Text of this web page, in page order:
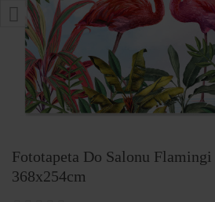
Fototapeta Do Salonu
368x254cm